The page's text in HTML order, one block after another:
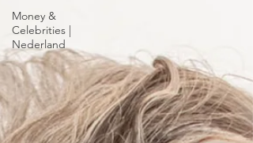
Money &
Celebrities |
Nederland